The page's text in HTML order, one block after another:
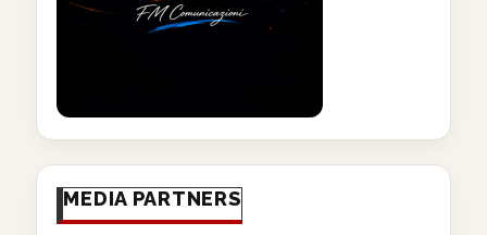
MEDIA PARTNERS